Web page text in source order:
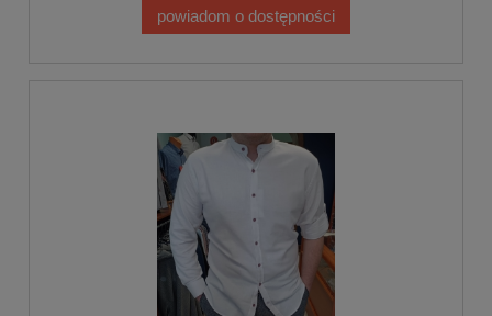
powiadom o dostępności